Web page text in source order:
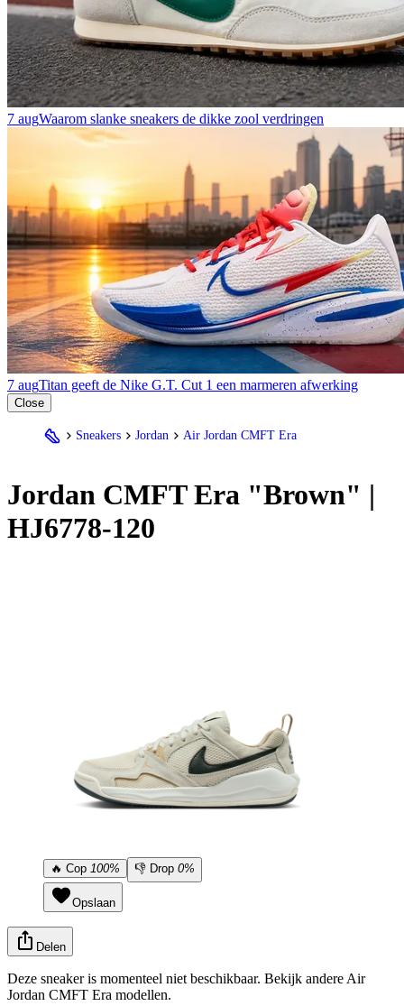
7 augWaarom slanke sneakers de dikke zool verdringen
7 augTitan geeft de Nike G.T. Cut 1 een marmeren afwerking
Close
Sneakers Jordan Air Jordan CMFT Era
Jordan CMFT Era "Brown" |
HJ6778-120
🔥 Cop 100% 👎 Drop 0%
Opslaan
Delen
Deze sneaker is momenteel niet beschikbaar. Bekijk andere Air
Jordan CMFT Era modellen.